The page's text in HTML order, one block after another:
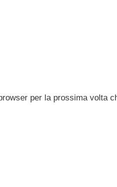
per la prossima volta